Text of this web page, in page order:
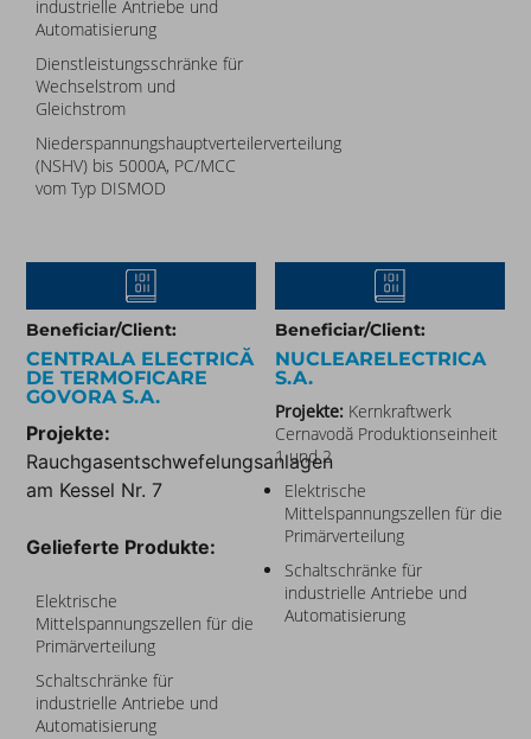
industrielle Antriebe und
Automatisierung
Dienstleistungsschränke für
Wechselstrom und
Gleichstrom
Niederspannungshauptverteilerverteilung
(NSHV) bis 5000A, PC/MCC
vom Typ DISMOD
Beneficiar/Client:
CENTRALA ELECTRICĂ
DE TERMOFICARE
GOVORA S.A.
Projekte:
Rauchgasentschwefelungsanlagen
am Kessel Nr. 7
Gelieferte Produkte:
Elektrische
Mittelspannungszellen für die
Primärverteilung
Schaltschränke für
industrielle Antriebe und
Automatisierung
Beneficiar/Client:
NUCLEARELECTRICA
S.A.
Projekte: Kernkraftwerk
Cernavodă Produktionseinheit
1 und 2
Elektrische
Mittelspannungszellen für die
Primärverteilung
Schaltschränke für
industrielle Antriebe und
Automatisierung